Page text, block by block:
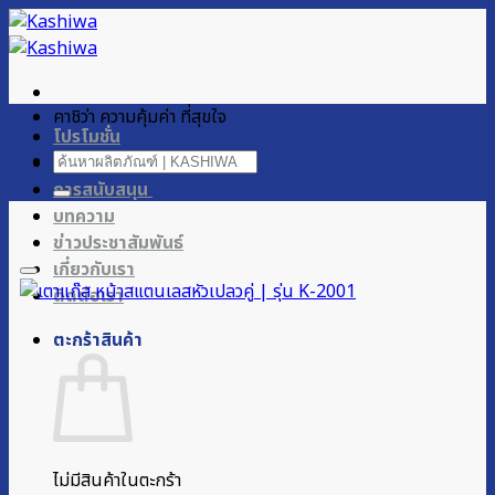
ข้าม
ไป
เนื้อหา
โปรโมชั่น
ผลิตภัณฑ์ของเรา
การสนับสนุน
บทความ
ข่าวประชาสัมพันธ์
เกี่ยวกับเรา
ติดต่อเรา
ตะกร้าสินค้า
ไม่มีสินค้าในตะกร้า
คาชิว่า ความคุ้มค่า ที่สุขใจ
ค้นหา: